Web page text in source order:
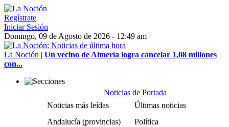
Regístrate
Iniciar Sesión
Domingo, 09 de Agosto de 2026 - 12:49 am
La Noción | Un vecino de Almería logra cancelar 1,08 millones
con...
Noticias de Portada
Noticias más leídas
Últimas noticias
Andalucía (provincias)
Política